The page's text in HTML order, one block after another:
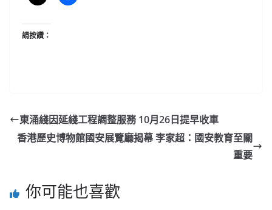
請按讚：
東涌綫因延綫工程調整服務 10月26日提早收車
香港歷史博物館國安展覽廳揭幕 李家超：國安教育至關
重要
你可能也喜歡